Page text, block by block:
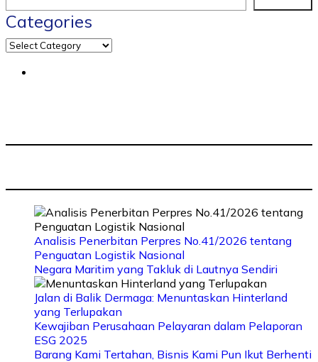
Categories
Analisis Penerbitan Perpres No.41/2026 tentang
Penguatan Logistik Nasional
Negara Maritim yang Takluk di Lautnya Sendiri
Jalan di Balik Dermaga: Menuntaskan Hinterland
yang Terlupakan
Kewajiban Perusahaan Pelayaran dalam Pelaporan
ESG 2025
Barang Kami Tertahan, Bisnis Kami Pun Ikut Berhenti